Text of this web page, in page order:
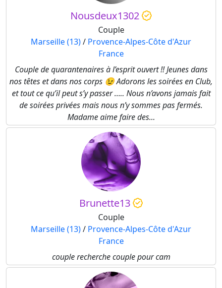
Nousdeux1302
Couple
Marseille (13)/ Provence-Alpes-Côte d'Azur
France
Couple de quarantenaires à l’esprit ouvert !! Jeunes dans
nos têtes et dans nos corps 😉 Adorons les soirées en Club,
et tout ce qu’il peut s’y passer ….. Nous n’avons jamais fait
de soirées privées mais nous n’y sommes pas fermés.
Madame aime faire des...
Brunette13
Couple
Marseille (13)/ Provence-Alpes-Côte d'Azur
France
couple recherche couple pour cam